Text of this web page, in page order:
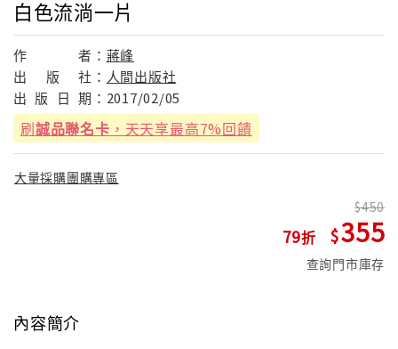
白色流淌一片
作 者： 蔣峰
出
版 社： 人間出版社
出 版 日 期： 2017/02/05
刷誠品聯名卡 ，天天享最高7%回饋
大量採購團購專區
79
450
355
查詢門市庫存
內容簡介